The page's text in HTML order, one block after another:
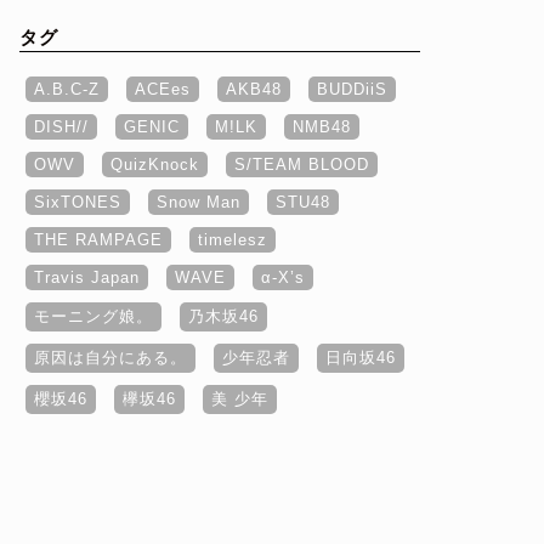
タグ
A.B.C-Z ACEes AKB48 BUDDiiS
DISH// GENIC M!LK NMB48
OWV QuizKnock S/TEAM BLOOD
SixTONES Snow Man STU48
THE RAMPAGE timelesz
Travis Japan WAVE α‐X’s
モーニング娘。 乃木坂46
原因は自分にある。 少年忍者 日向坂46
櫻坂46 欅坂46 美 少年